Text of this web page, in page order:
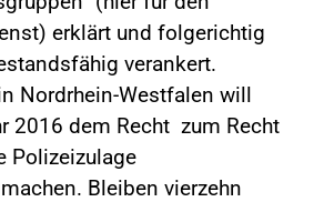
erklärt und folgerichtig
verankert.
Nordrhein-Westfalen will
2016 dem Recht zum Recht
Polizeizulage
Bleiben vierzehn